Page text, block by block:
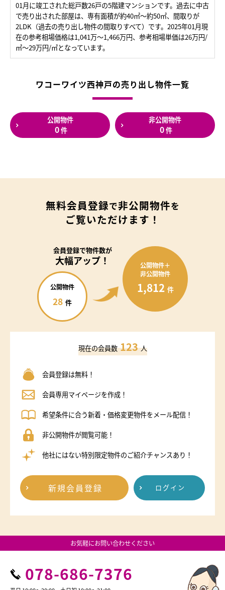
01月に竣工された総戸数26戸の5階建マンションです。過去に中古
で売り出された部屋は、専有面積が約40㎡～約50㎡、間取りが
2LDK（過去の売り出し物件の間取りすべて）です。2025年01月現
在の参考相場価格は1,041万～1,466万円、参考相場単価は26万円/
㎡～29万円/㎡となっています。
ワコーワイツ西神戸の売り出し物件一覧
公開物件
0件
非公開物件
0件
無料会員登録で非公開物件を
ご覧いただけます！
会員登録で物件数が
大幅アップ！
公開物件
28 件
公開物件＋
非公開物件
1,812 件
現在の会員数 123 人
会員登録は無料！
会員専用マイページを作成！
希望条件に合う新着・価格変更物件をメール配信！
非公開物件が閲覧可能！
他社にはない特別限定物件のご紹介チャンスあり！
新規会員登録 ログイン
お気軽にお問い合わせください
078-686-7376